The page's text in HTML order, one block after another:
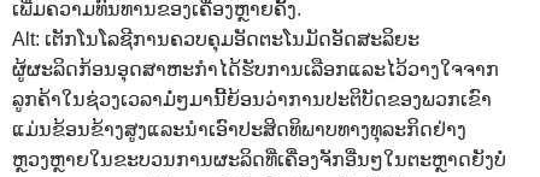
ເພີ່ມຄວາມທົນທານຂອງເຄື່ອງຫຼາຍຄັ້ງ.
Alt: ເຕັກໂນໂລຊີການຄວບຄຸມອັດຕະໂນມັດອັດສະລິຍະ
ຜູ້ຜະລິດກ້ອນອຸດສາຫະກໍາໄດ້ຮັບການເລືອກແລະໄວ້ວາງໃຈຈາກ
ລູກຄ້າໃນຊ່ວງເວລາມໍ່ໆມານີ້ຍ້ອນວ່າການປະຕິບັດຂອງພວກເຂົາ
ແມ່ນຂ້ອນຂ້າງສູງແລະນໍາເອົາປະສິດທິພາບທາງທຸລະກິດຢ່າງ
ຫຼວງຫຼາຍໃນຂະບວນການຜະລິດທີ່ເຄື່ອງຈັກອື່ນໆໃນຕະຫຼາດຍັງບໍ່